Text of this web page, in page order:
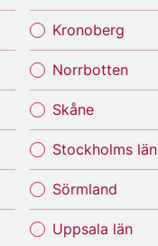
Kronoberg
Norrbotten
Skåne
Stockholms län
Sörmland
Uppsala län